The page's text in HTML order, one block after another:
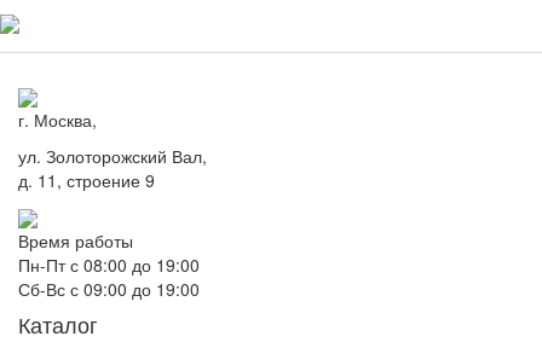
г. Москва,
ул. Золоторожский Вал,
д. 11, строение 9
Время работы
Пн-Пт с 08:00 до 19:00
Сб-Вс с 09:00 до 19:00
Каталог